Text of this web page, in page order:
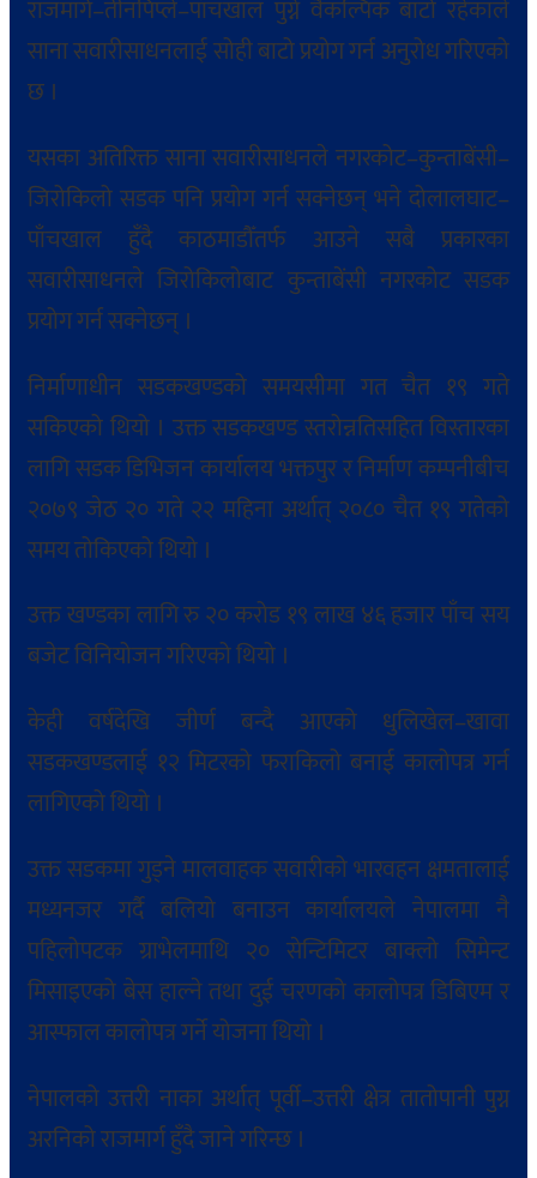
राजमार्ग–तीनपिप्ले–पाँचखाल पुग्ने वैकल्पिक बाटो रहेकाले
साना सवारीसाधनलाई सोही बाटो प्रयोग गर्न अनुरोध गरिएको
छ ।
यसका अतिरिक्त साना सवारीसाधनले नगरकोट–कुन्ताबेंसी–
जिरोकिलो सडक पनि प्रयोग गर्न सक्नेछन् भने दोलालघाट–
पाँचखाल हुँदै काठमाडौँतर्फ आउने सबै प्रकारका
सवारीसाधनले जिरोकिलोबाट कुन्ताबेंसी नगरकोट सडक
प्रयोग गर्न सक्नेछन् ।
निर्माणाधीन सडकखण्डको समयसीमा गत चैत १९ गते
सकिएको थियो । उक्त सडकखण्ड स्तरोन्नतिसहित विस्तारका
लागि सडक डिभिजन कार्यालय भक्तपुर र निर्माण कम्पनीबीच
२०७९ जेठ २० गते २२ महिना अर्थात् २०८० चैत १९ गतेको
समय तोकिएको थियो ।
उक्त खण्डका लागि रु २० करोड १९ लाख ४६ हजार पाँच सय
बजेट विनियोजन गरिएको थियो ।
केही वर्षदेखि जीर्ण बन्दै आएको धुलिखेल–खावा
सडकखण्डलाई १२ मिटरको फराकिलो बनाई कालोपत्र गर्न
लागिएको थियो ।
उक्त सडकमा गुड्ने मालवाहक सवारीको भारवहन क्षमतालाई
मध्यनजर गर्दै बलियो बनाउन कार्यालयले नेपालमा नै
पहिलोपटक ग्राभेलमाथि २० सेन्टिमिटर बाक्लो सिमेन्ट
मिसाइएको बेस हाल्ने तथा दुई चरणको कालोपत्र डिबिएम र
आस्फाल कालोपत्र गर्ने योजना थियो ।
नेपालको उत्तरी नाका अर्थात् पूर्वी–उत्तरी क्षेत्र तातोपानी पुग्न
अरनिको राजमार्ग हुँदै जाने गरिन्छ ।